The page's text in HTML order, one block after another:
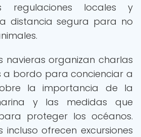
regulaciones locales y
distancia segura para no
navieras organizan charlas
a bordo para concienciar a
la importancia de la
y las medidas que
proteger los océanos.
incluso ofrecen excursiones